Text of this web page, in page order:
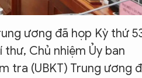
ương đã họp Kỳ thứ
Chủ nhiệm Ủy ban
tra (UBKT) Trung ương